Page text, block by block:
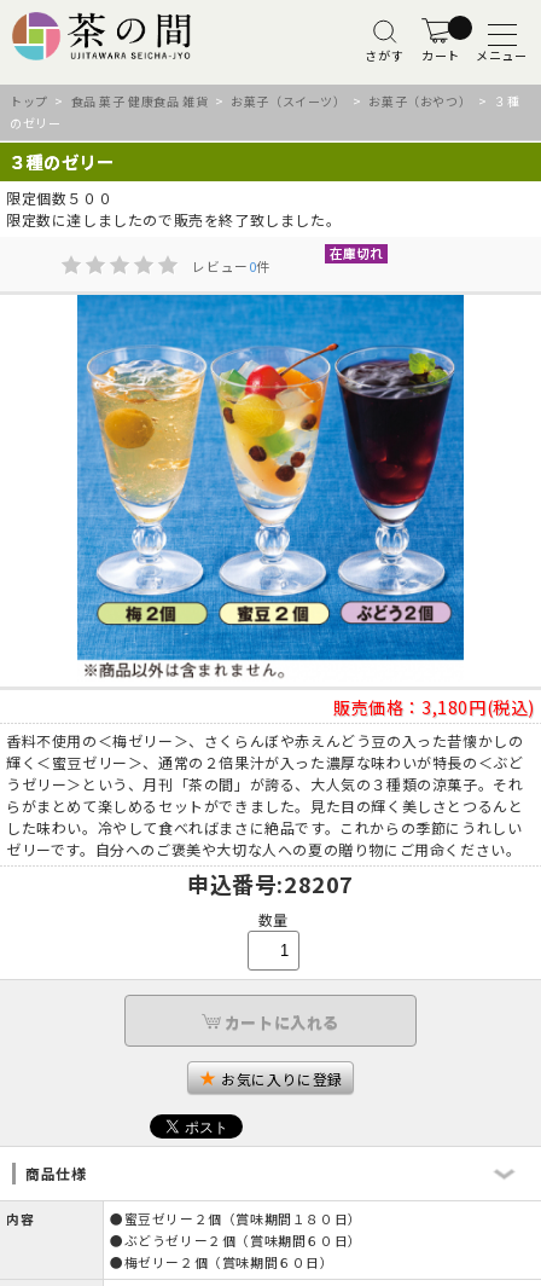
さがす カート メニュー
トップ > 食品 菓子 健康食品 雑貨 > お菓子（スイーツ） > お菓子（おやつ）
> ３種
のゼリー
３種のゼリー
限定個数５００
限定数に達しましたので販売を終了致しました。
レビュー0件
販売価格： 3,180円(税込)
香料不使用の＜梅ゼリー＞、さくらんぼや赤えんどう豆の入った昔懐かしの
輝く＜蜜豆ゼリー＞、通常の２倍果汁が入った濃厚な味わいが特長の＜ぶど
うゼリー＞という、月刊「茶の間」が誇る、大人気の３種類の涼菓子。それ
らがまとめて楽しめるセットができました。見た目の輝く美しさとつるんと
した味わい。冷やして食べればまさに絶品です。これからの季節にうれしい
ゼリーです。自分へのご褒美や大切な人への夏の贈り物にご用命ください。
申込番号:28207
数量
カートに入れる
お気に入りに登録
商品仕様
内容
●蜜豆ゼリー２個（賞味期間１８０日）
●ぶどうゼリー２個（賞味期間６０日）
●梅ゼリー２個（賞味期間６０日）